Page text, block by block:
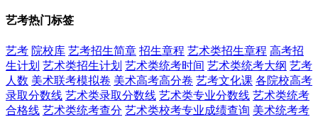
艺考热门标签
艺考 院校库 艺考招生简章 招生章程 艺术类招生章程 高考招
生计划 艺术类招生计划 艺术类统考时间 艺术类统考大纲 艺考
人数 美术联考模拟卷 美术高考高分卷 艺考文化课 各院校高考
录取分数线 艺术类录取分数线 艺术类专业分数线 艺术类统考
合格线 艺术类统考查分 艺术类校考专业成绩查询 美术统考考